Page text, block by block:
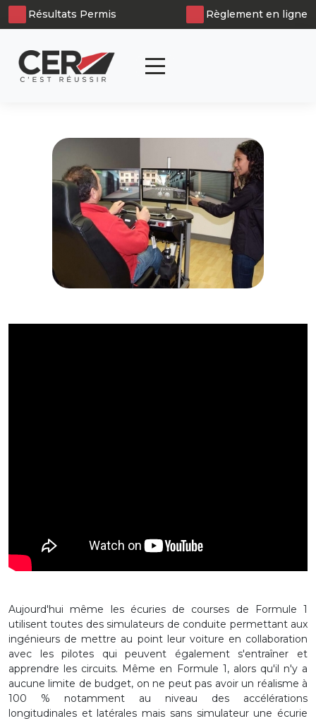
Panneau de gestion des cookies
Résultats Permis Règlement en ligne
Aujourd'hui même les écuries de courses de Formule 1
utilisent toutes des simulateurs de conduite permettant aux
ingénieurs de mettre au point leur voiture en collaboration
avec les pilotes qui peuvent également s'entraîner et
apprendre les circuits. Même en Formule 1, alors qu'il n'y a
aucune limite de budget, on ne peut pas avoir un réalisme à
100 % notamment au niveau des accélérations
longitudinales et latérales mais sans simulateur une écurie